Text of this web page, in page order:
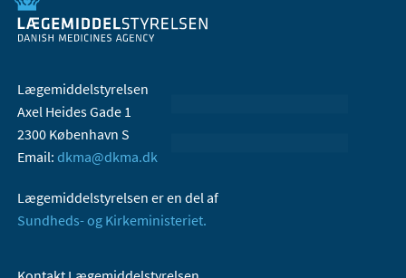
Lægemiddelstyrelsen
Axel Heides Gade 1
2300 København S
Email: dkma@dkma.dk
Lægemiddelstyrelsen er en del af
Sundheds- og Kirkeministeriet.